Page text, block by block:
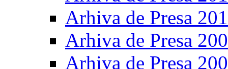
Arhiva de Presa
Arhiva de Presa
Arhiva de Presa